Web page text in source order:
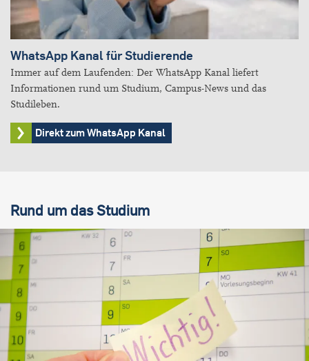
WhatsApp Kanal für Studierende
Immer auf dem Laufenden: Der WhatsApp Kanal liefert
Informationen rund um Studium, Campus-News und das
Studileben.
Direkt zum WhatsApp Kanal
Rund um das Studium